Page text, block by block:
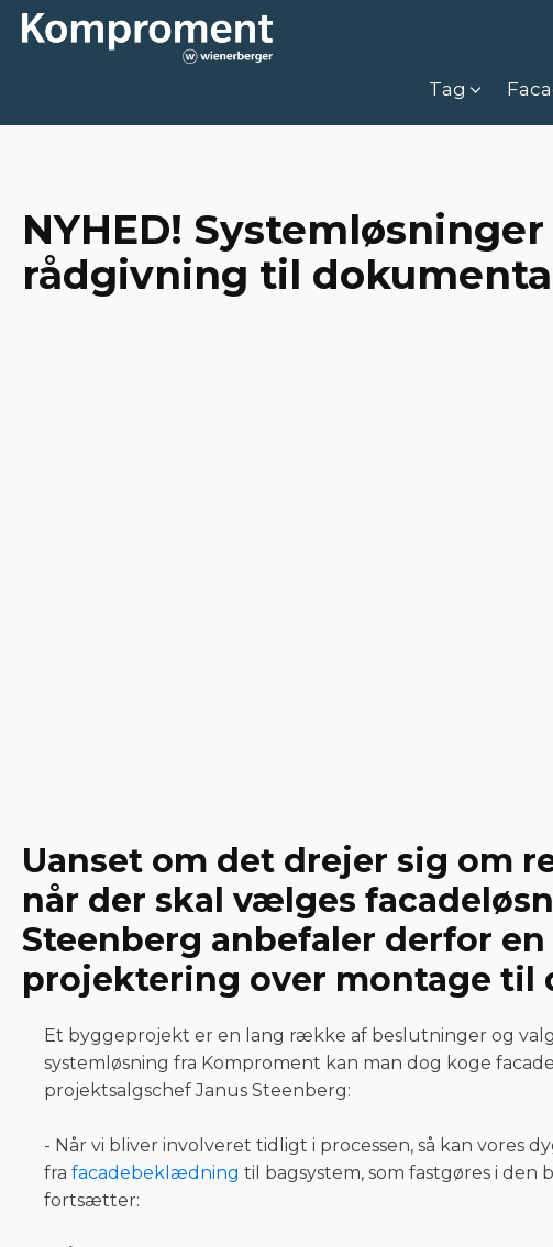
Tag
NYHED!
rådgivning til
Uanset om det drejer sig om
når der skal vælges
Steenberg anbefaler derfor
projektering over montage til
Et byggeprojekt er en lang række af beslutninger og
systemløsning fra Komproment kan man dog koge
projektsalgschef Janus Steenberg:
- Når vi bliver involveret tidligt i processen, så kan vores
fra facadebeklædning til bagsystem, som fastgøres i
fortsætter: